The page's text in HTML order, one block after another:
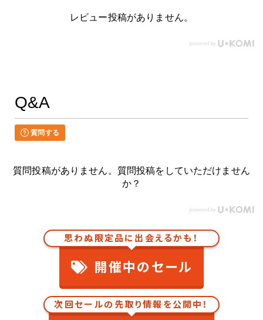
レビュー投稿がありません。
Q&A
質問する
質問投稿がありません。質問投稿をしていただけません
か？
思わぬ限定品に出会えるかも！
開催中のセール
次回セールの先取り情報を公開中！